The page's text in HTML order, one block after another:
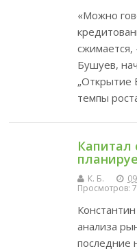
«Можно
сжимается,
Бушуев,
„Открытие
темпы
Капитал
К. Б.
Просмотров:
анализа
последние